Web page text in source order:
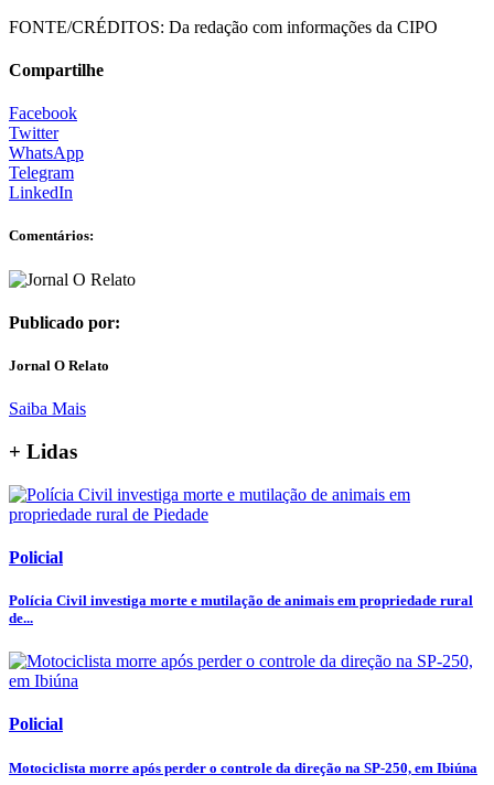
FONTE/CRÉDITOS: Da redação com informações da CIPO
Compartilhe
Facebook
Twitter
WhatsApp
Telegram
LinkedIn
Comentários:
Publicado por:
Jornal O Relato
Saiba Mais
+ Lidas
Policial
Polícia Civil investiga morte e mutilação de animais em propriedade rural
de...
Policial
Motociclista morre após perder o controle da direção na SP-250, em Ibiúna